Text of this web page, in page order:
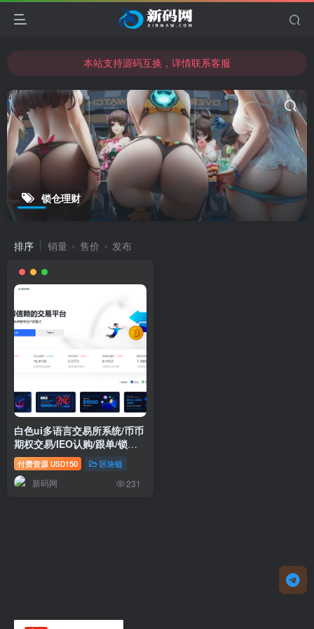
本站支持源码互换，详情联系客服
本站支持源码互换，详情联系客服
锁仓理财
排序 销量 售价 发布
白色ui多语言交易所系统/币币
期权交易/IEO认购/跟单/锁仓
理财
付费资源 USD150 区块链
新码网 231